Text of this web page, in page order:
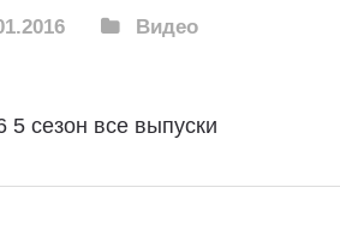
Видео
5 сезон все выпуски